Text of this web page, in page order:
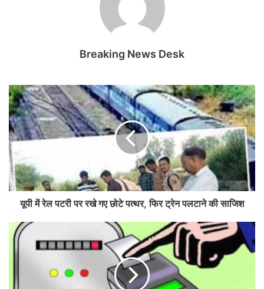
Breaking News Desk
यूपी में रेल पटरी पर रखे गए छोटे पत्थर, फिर ट्रेन पलटाने की साजिश